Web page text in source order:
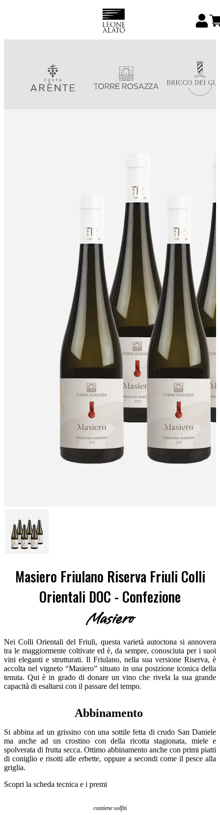
Masiero Friulano Riserva Friuli Colli
Orientali DOC - Confezione
Masiero
Nei Colli Orientali del Friuli, questa varietà autoctona si annovera
tra le maggiormente coltivate ed è, da sempre, conosciuta per i suoi
vini eleganti e strutturati. Il Friulano, nella sua versione Riserva, è
accolta nel vigneto “Masiero” situato in una posizione iconica della
tenuta. Qui è in grado di donare un vino che rivela la sua grande
capacità di esaltarsi con il passare del tempo.
Abbinamento
Si abbina ad un grissino con una sottile fetta di crudo San Daniele
ma anche ad un crostino con della ricotta stagionata, miele e
spolverata di frutta secca. Ottimo abbinamento anche con primi piatti
di coniglio e risotti alle erbette, oppure a secondi come il pesce alla
griglia.
Scopri la scheda tecnica e i premi
contiene solfiti